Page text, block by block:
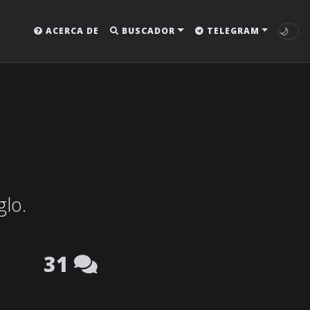
ACERCA DE BUSCADOR TELEGRAM 🌙
31